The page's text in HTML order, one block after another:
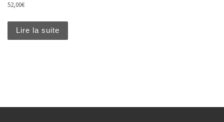
52,00€
Lire la suite